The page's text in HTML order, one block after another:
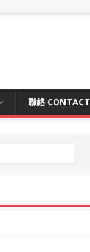
聯絡 CONTACT